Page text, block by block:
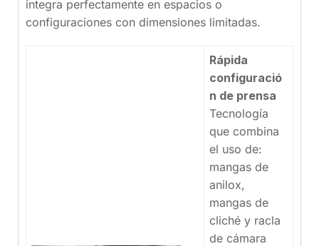
integra perfectamente en espacios o
configuraciones con dimensiones limitadas.
Rápida
configuració
n de prensa
Tecnología
que combina
el uso de:
mangas de
anilox,
mangas de
cliché y racla
de cámara